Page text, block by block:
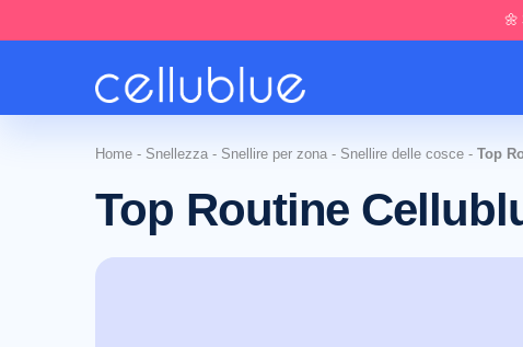
🌼
Home - Snellezza - Snellire per zona - Snellire delle cosce - Top
Top Routine